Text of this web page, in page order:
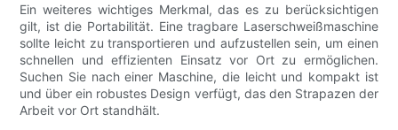
Ein weiteres wichtiges Merkmal, das es zu berücksichtigen
gilt, ist die Portabilität. Eine tragbare Laserschweißmaschine
sollte leicht zu transportieren und aufzustellen sein, um einen
schnellen und effizienten Einsatz vor Ort zu ermöglichen.
Suchen Sie nach einer Maschine, die leicht und kompakt ist
und über ein robustes Design verfügt, das den Strapazen der
Arbeit vor Ort standhält.